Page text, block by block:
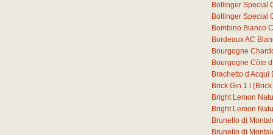
Bollinger Special
Bollinger Special
Bombino Bianco
Bordeaux AC
Bourgogne
Bourgogne Côte
Brachetto d Acqui
Brick Gin 1
Bright Lemon
Bright Lemon
Brunello di
Brunello di